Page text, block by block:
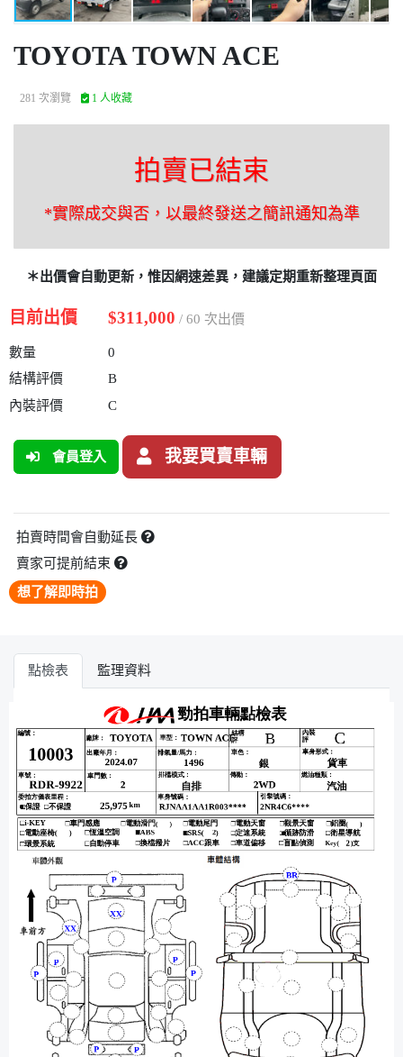
TOYOTA TOWN ACE
281 次瀏覽 1 人收藏
拍賣已結束
*實際成交與否，以最終發送之簡訊通知為準
＊出價會自動更新，惟因網速差異，建議定期重新整理頁面
目前出價 $311,000 / 60 次出價
數量
0
結構評價
B
內裝評價
C
會員登入 我要買賣車輛
拍賣時間會自動延長
賣家可提前結束
想了解即時拍
點檢表 監理資料